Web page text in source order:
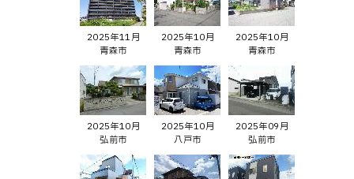
2025年11月
青森市
2025年10月
青森市
2025年10月
青森市
2025年10月
弘前市
2025年10月
八戸市
2025年09月
弘前市